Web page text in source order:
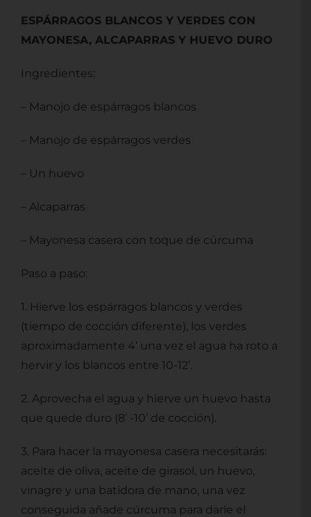
ESPÁRRAGOS BLANCOS Y VERDES CON
MAYONESA, ALCAPARRAS Y HUEVO DURO
Ingredientes:
– Manojo de espárragos blancos
– Manojo de espárragos verdes
– Un huevo
– Alcaparras
– Mayonesa casera con toque de cúrcuma
Paso a paso:
1. Hierve los espárragos blancos y verdes
(tiempo de cocción diferente), los verdes
aproximadamente 4’ una vez el agua ha roto a
hervir y los blancos entre 10-12’.
2. Aprovecha el agua y hierve un huevo hasta
que quede duro (8’ -10’ de cocción).
3. Para hacer la mayonesa casera necesitarás:
aceite de oliva, aceite de girasol, un huevo,
vinagre y una batidora de mano, una vez
conseguida añade cúrcuma para darle el